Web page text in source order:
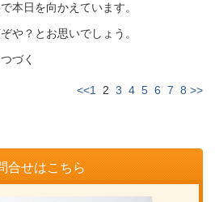
本日を向かえています。
や？とお思いでしょう。
づく
<<1 2 3 4 5 6 7 8 >>
合せはこちら